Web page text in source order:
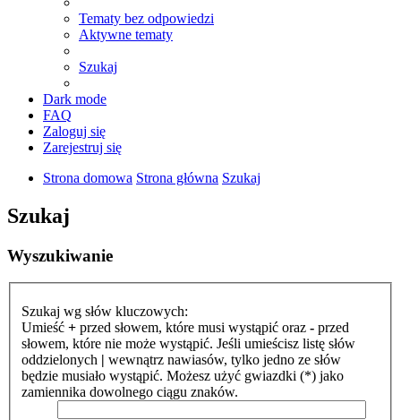
Tematy bez odpowiedzi
Aktywne tematy
Szukaj
Dark mode
FAQ
Zaloguj się
Zarejestruj się
Strona domowa Strona główna Szukaj
Szukaj
Wyszukiwanie
Szukaj wg słów kluczowych:
Umieść + przed słowem, które musi wystąpić oraz - przed
słowem, które nie może wystąpić. Jeśli umieścisz listę słów
oddzielonych | wewnątrz nawiasów, tylko jedno ze słów
będzie musiało wystąpić. Możesz użyć gwiazdki (*) jako
zamiennika dowolnego ciągu znaków.